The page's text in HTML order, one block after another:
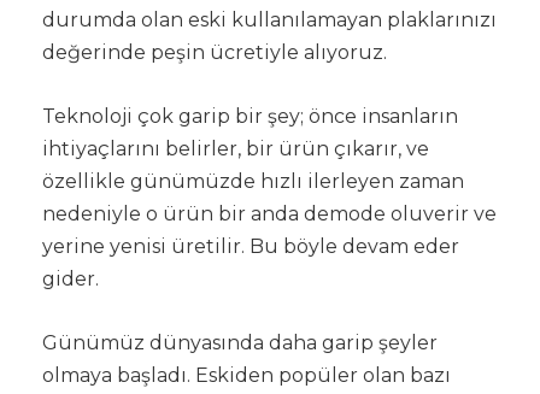
durumda olan eski kullanılamayan plaklarınızı
değerinde peşin ücretiyle alıyoruz.
Teknoloji çok garip bir şey; önce insanların
ihtiyaçlarını belirler, bir ürün çıkarır, ve
özellikle günümüzde hızlı ilerleyen zaman
nedeniyle o ürün bir anda demode oluverir ve
yerine yenisi üretilir. Bu böyle devam eder
gider.
Günümüz dünyasında daha garip şeyler
olmaya başladı. Eskiden popüler olan bazı